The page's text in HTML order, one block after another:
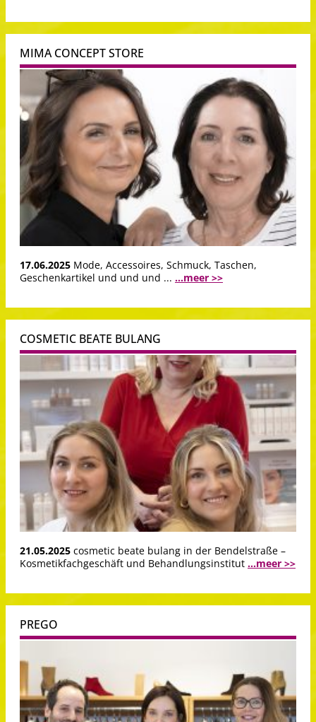
MIMA CONCEPT STORE
17.06.2025 Mode, Accessoires, Schmuck, Taschen,
Geschenkartikel und und und ... ...meer >>
COSMETIC BEATE BULANG
21.05.2025 cosmetic beate bulang in der Bendelstraße –
Kosmetikfachgeschäft und Behandlungsinstitut ...meer >>
PREGO